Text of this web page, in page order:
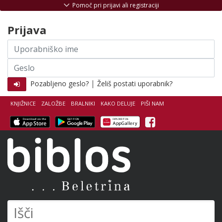
KNJIŽNICE ZALOŽBE BRALNIKI KAKO DELUJE PIŠI NAM
Facebook
Pomoč pri prijavi ali registraciji
Prijava
Uporabniško
ime
Geslo
Pozabljeno geslo? | Želiš postati uporabnik?